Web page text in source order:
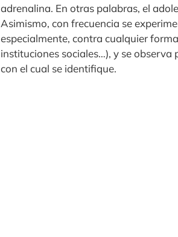
adrenalina. En otras palabras, el
Asimismo, con frecuencia se
especialmente, contra cualquier
instituciones sociales…), y se
con el cual se identifique.